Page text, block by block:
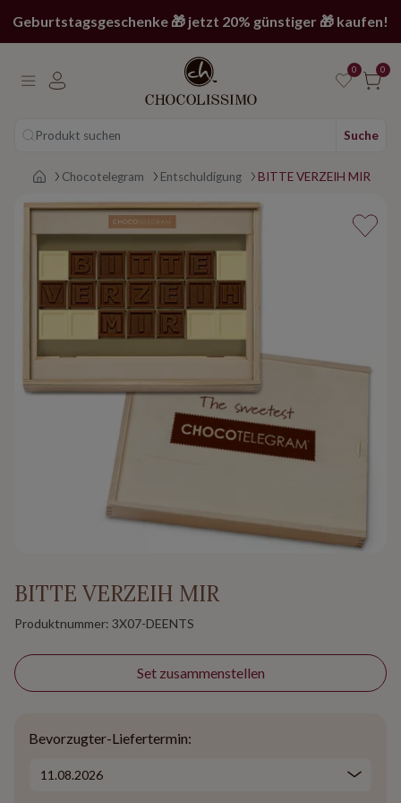
Geburtstagsgeschenke 🎁 jetzt 20% günstiger 🎁 kaufen!
0 0
Produkt suchen Suche
Main page
Chocotelegram Entschuldigung BITTE VERZEIH MIR
BITTE VERZEIH MIR
Produktnummer: 3X07-DEENTS
Set zusammenstellen
Bevorzugter-Liefertermin: